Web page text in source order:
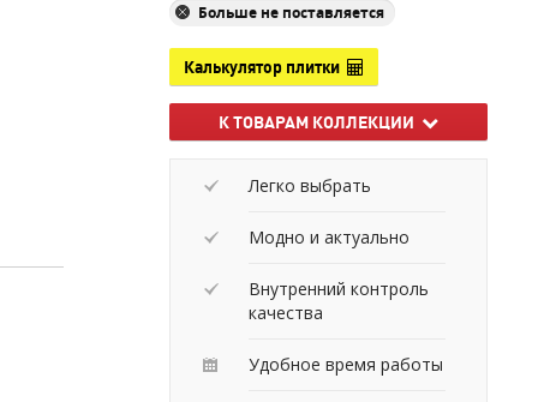
Больше не поставляется
Калькулятор плитки
К ТОВАРАМ КОЛЛЕКЦИИ
Легко выбрать
Модно и актуально
Внутренний контроль
качества
Удобное время работы